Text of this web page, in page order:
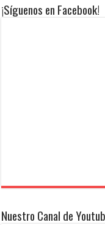
¡Síguenos en Facebook!
Nuestro Canal de